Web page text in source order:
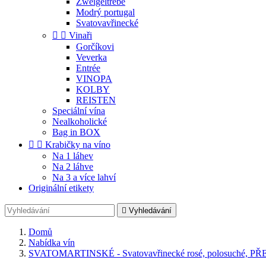
Modrý portugal
Svatovavřinecké
  Vinaři
Gorčíkovi
Veverka
Entrée
VINOPA
KOLBY
REISTEN
Speciální vína
Nealkoholické
Bag in BOX
  Krabičky na víno
Na 1 láhev
Na 2 láhve
Na 3 a více lahví
Originální etikety
 Vyhledávání
Domů
Nabídka vín
SVATOMARTINSKÉ - Svatovavřinecké rosé, polosuché,